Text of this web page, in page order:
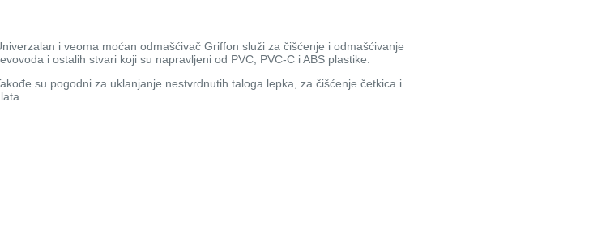
i veoma moćan odmašćivač Griffon služi za čišćenje i odmašćivanje
i ostalih stvari koji su napravljeni od PVC, PVC-C i ABS plastike.
su pogodni za uklanjanje nestvrdnutih taloga lepka, za čišćenje četkica i